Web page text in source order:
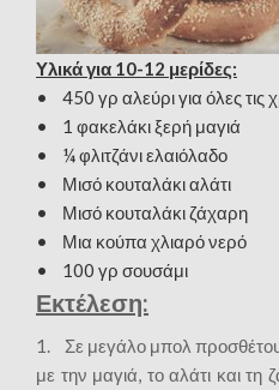
Υλικά για 10-12 μερίδες:
• 450 γρ αλεύρι για όλες τις
• 1 φακελάκι ξερή μαγιά
• ¼ φλιτζάνι ελαιόλαδο
• Μισό κουταλάκι αλάτι
• Μισό κουταλάκι ζάχαρη
• Μια κούπα χλιαρό νερό
• 100 γρ σουσάμι
Εκτέλεση:
1. Σε μεγάλο μπολ
με την μαγιά, το αλάτι και τη